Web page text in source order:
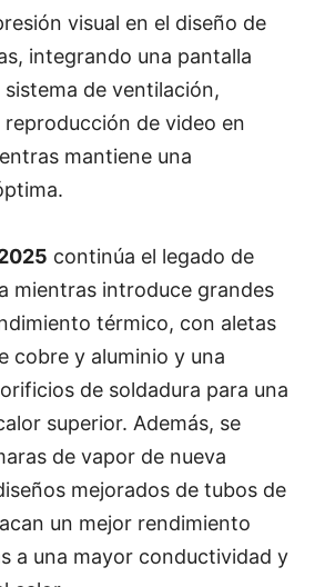
visual en el diseño de
integrando una pantalla
sistema de ventilación,
de video en
mantiene una
continúa el legado de
mientras introduce grandes
térmico, con aletas
cobre y aluminio y una
de soldadura para una
superior. Además, se
de vapor de nueva
mejorados de tubos de
un mejor rendimiento
a una mayor conductividad y